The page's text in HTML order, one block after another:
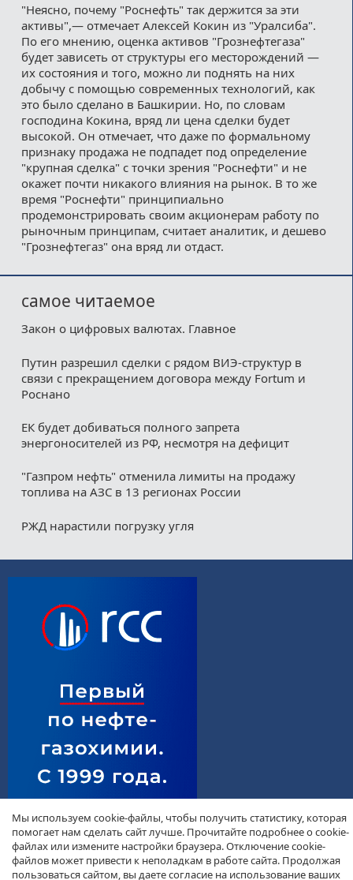
"Неясно, почему "Роснефть" так держится за эти
активы",— отмечает Алексей Кокин из "Уралсиба".
По его мнению, оценка активов "Грознефтегаза"
будет зависеть от структуры его месторождений —
их состояния и того, можно ли поднять на них
добычу с помощью современных технологий, как
это было сделано в Башкирии. Но, по словам
господина Кокина, вряд ли цена сделки будет
высокой. Он отмечает, что даже по формальному
признаку продажа не подпадет под определение
"крупная сделка" с точки зрения "Роснефти" и не
окажет почти никакого влияния на рынок. В то же
время "Роснефти" принципиально
продемонстрировать своим акционерам работу по
рыночным принципам, считает аналитик, и дешево
"Грознефтегаз" она вряд ли отдаст.
самое читаемое
Закон о цифровых валютах. Главное
Путин разрешил сделки с рядом ВИЭ-структур в
связи с прекращением договора между Fortum и
Роснано
ЕК будет добиваться полного запрета
энергоносителей из РФ, несмотря на дефицит
"Газпром нефть" отменила лимиты на продажу
топлива на АЗС в 13 регионах России
РЖД нарастили погрузку угля
Мы используем cookie-файлы, чтобы получить статистику, которая
помогает нам сделать сайт лучше. Прочитайте подробнее о cookie-
файлах или измените настройки браузера. Отключение cookie-
файлов может привести к неполадкам в работе сайта. Продолжая
пользоваться сайтом, вы даете согласие на использование ваших